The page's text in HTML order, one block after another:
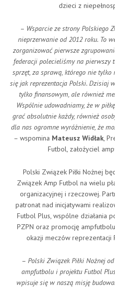
dzieci z
– Wsparcie ze strony Polskiego
nieprzerwanie od 2012 roku. To
zorganizować pierwsze
federacji polecieliśmy na pierwszy
sprzęt, za sprawą, którego nie
się jak reprezentacja Polski. Dzisiaj
tylko finansowym, ale również
Wspólnie udowadniamy, że w
grać absolutnie każdy, również
dla nas ogromne wyróżnienie, że
– wspomina Mateusz Widłak,
Futbol, założyciel
Polski Związek Piłki Nożnej
Związek Amp Futbol na wielu
organizacyjnej i rzeczowej.
patronat nad inicjatywami
Futbol Plus, wspólne działania
PZPN oraz promocję
okazji meczów reprezentacji
– Polski Związek Piłki Nożnej
ampfutbolu i projektu Futbol
wpisuje się w naszą misję